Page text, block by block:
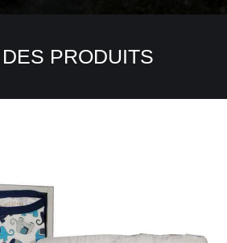
PRODUITS